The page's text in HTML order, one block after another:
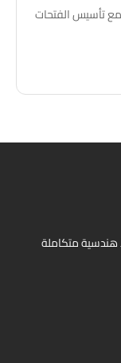
مع تأسيس الفتحات
هندسية متكاملة